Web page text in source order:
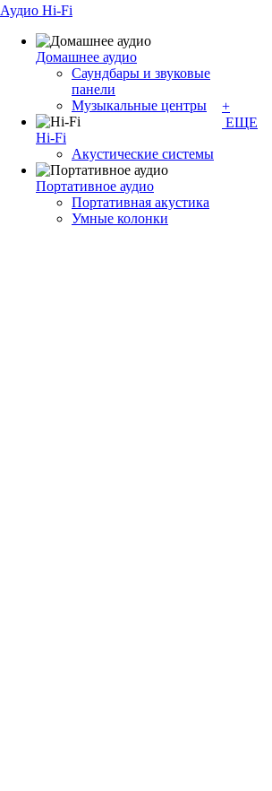
Аудио Hi-Fi
Домашнее аудио
Саундбары и звуковые
панели
Музыкальные центры
Hi-Fi
Акустические системы
Портативное аудио
Портативная акустика
Умные колонки
+
ЕЩЕ